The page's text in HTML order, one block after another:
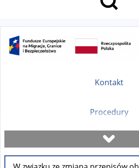
Kontakt
Procedury
Umów się na wizytę